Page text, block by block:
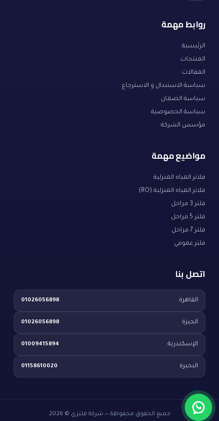
روابط مهمة
الرئيسية
المنتجات
المقالات
سياسة الاستبدال و الاسترجاع
سياسة الضمان
سياسة الخصوصية
مؤسس الشركة
مواضيع مهمة
فلاتر المياه المنزلية
فلاتر المياه المنزلية (RO)
فلتر 3 مراحل
فلتر 5 مراحل
فلتر 7 مراحل
فلتر عمومي
اتصل بنا
القاهرة 01026056898
الجيزة 01026056898
الإسكندرية 01009415894
البحيرة 01158610020
جميع الحقوق محفوظة — شركة فلتري © 2026